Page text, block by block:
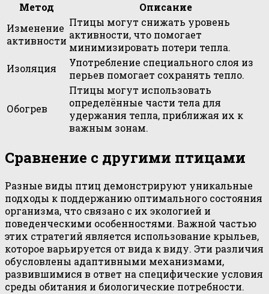
Метод
Описание
Изменение
активности
Птицы могут снижать уровень
активности, что помогает
минимизировать потери тепла.
Изоляция
Употребление специального слоя из
перьев помогает сохранять тепло.
Обогрев
Птицы могут использовать
определённые части тела для
удержания тепла, приближая их к
важным зонам.
Сравнение с другими птицами
Разные виды птиц демонстрируют уникальные
подходы к поддержанию оптимального состояния
организма, что связано с их экологией и
поведенческими особенностями. Важной частью
этих стратегий является использование крыльев,
которое варьируется от вида к виду. Эти различия
обусловлены адаптивными механизмами,
развившимися в ответ на специфические условия
среды обитания и биологические потребности.